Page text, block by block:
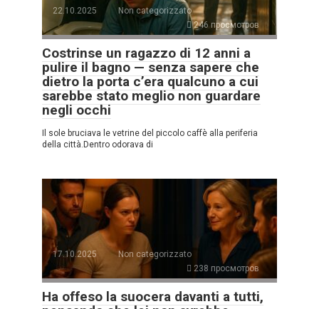
22.10.2025
Non categorizzato
246 просмотров
Costrinse un ragazzo di 12 anni a
pulire il bagno — senza sapere che
dietro la porta c’era qualcuno a cui
sarebbe stato meglio non guardare
negli occhi
Il sole bruciava le vetrine del piccolo caffè alla periferia
della città.Dentro odorava di
17.10.2025
Non categorizzato
238 просмотров
Ha offeso la suocera davanti a tutti,